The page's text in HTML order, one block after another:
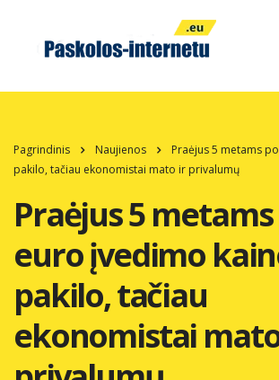
Pagrindinis Naujienos
Praėjus 5 metams
pakilo, tačiau ekonomistai mato ir privalumų
Praėjus 5
euro įvedimo
pakilo, tačiau
ekonomistai